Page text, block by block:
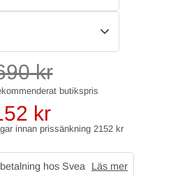
kr
kr
innan prissänkning 2152 kr
hos Svea Läs mer